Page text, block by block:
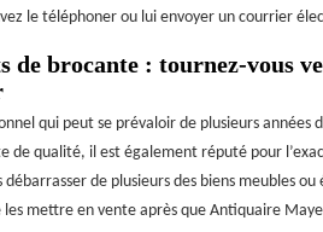
le téléphoner ou lui envoyer un courrier
de brocante : tournez-vous
qui peut se prévaloir de plusieurs années
de qualité, il est également réputé pour
de plusieurs des biens meubles
les mettre en vente après que Antiquaire